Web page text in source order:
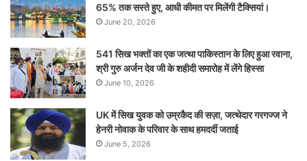
65% तक सस्ते हुए, आधी कीमत पर मिलेंगी टैक्सियां।
June 20, 2026
541 सिख भक्तों का एक जत्था पाकिस्तान के लिए हुआ रवाना,
श्री गुरु अर्जन देव जी के शहीदी समारोह में लेंगे हिस्सा
June 10, 2026
UK में सिख युवक को उम्रकैद की सज़ा, जत्थेदार गरगज्ज ने
हेनरी नोवाक के परिवार के साथ हमदर्दी जताई
June 5, 2026